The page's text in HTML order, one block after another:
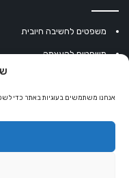
אנחנו משתמשים בעוגיות באתר כדי
משפטים לחשיבה חיובית
משפטים להעצמה
מחשבון נומרולוגיה
קריסטלים למזלות